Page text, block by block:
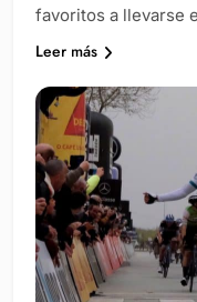
favoritos a llevarse
Leer más